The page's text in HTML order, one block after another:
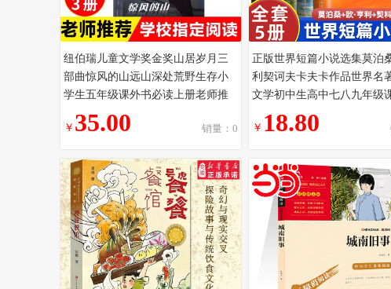
纽伯瑞儿童文学奖金奖山居岁月三
部曲惊风的山远山深处荒野生存小
学生五年级课外书必读上册老师推
荐阅读外国儿童文学中文版9-12岁
￥ 35.00 销量：0
正版世界短篇小说选集莫泊
利契诃夫卡夫卡作品世界名
文学初中生高中七八九年级
读书籍青少年成人中小学生
￥ 18.80